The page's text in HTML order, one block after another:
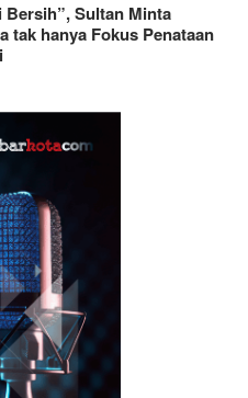
Bersih”, Sultan Minta
tak hanya Fokus Penataan